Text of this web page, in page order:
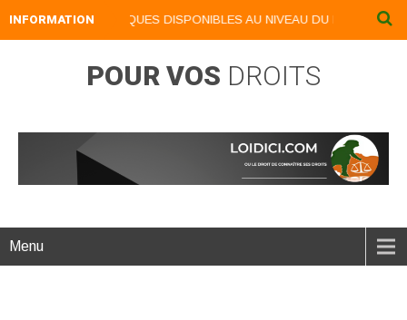
INFORMATION
LIVRES NUMERIQUES DISPONIBLES AU NIVEAU DU MENU ...NOS
POUR VOS DROITS
Menu